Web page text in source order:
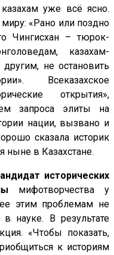
уже всё ясно.
«Рано или поздно
Чингисхан – тюрок-
казахам-
не остановить
Всеказахское
открытия»,
запроса элиты на
нации, вызвано и
сказала историк
ныне в Казахстане.
исторических
мифотворчества у
этим проблемам не
науке. В результате
«Чтобы показать,
к историям